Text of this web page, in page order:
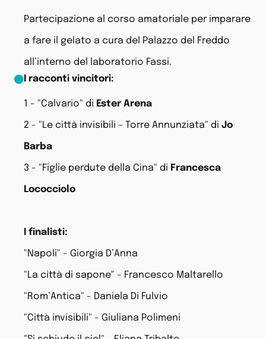
Partecipazione al corso amatoriale per imparare
a fare il gelato a cura del Palazzo del Freddo
all’interno del laboratorio Fassi.
I racconti vincitori:
1 - "Calvario" di Ester Arena
2 - "Le città invisibili – Torre Annunziata" di Jo
Barba
3 - "Figlie perdute della Cina" di Francesca
Lococciolo
I finalisti:
"Napoli" - Giorgia D’Anna
"La città di sapone" - Francesco Maltarello
"Rom’Antica" - Daniela Di Fulvio
"Città invisibili" - Giuliana Polimeni